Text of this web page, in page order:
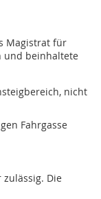
Magistrat für
und beinhaltete
nicht
Fahrgasse
zulässig. Die